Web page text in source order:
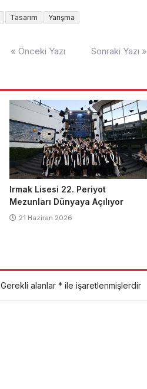
Tasarım Yarışma
« Önceki Yazı Sonraki Yazı »
Irmak Lisesi 22. Periyot
Mezunları Dünyaya Açılıyor
21 Haziran 2026
Gerekli alanlar * ile işaretlenmişlerdir